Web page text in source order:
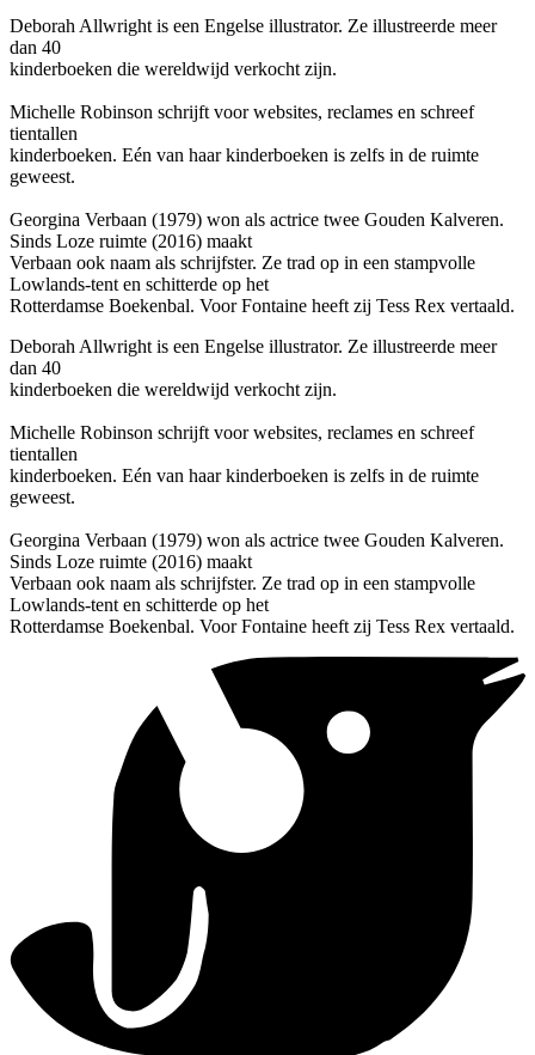
Deborah Allwright is een Engelse illustrator. Ze illustreerde meer
dan 40
kinderboeken die wereldwijd verkocht zijn.
Michelle Robinson schrijft voor websites, reclames en schreef
tientallen
kinderboeken. Eén van haar kinderboeken is zelfs in de ruimte
geweest.
Georgina Verbaan (1979) won als actrice twee Gouden Kalveren.
Sinds Loze ruimte (2016) maakt
Verbaan ook naam als schrijfster. Ze trad op in een stampvolle
Lowlands-tent en schitterde op het
Rotterdamse Boekenbal. Voor Fontaine heeft zij Tess Rex vertaald.
Deborah Allwright is een Engelse illustrator. Ze illustreerde meer
dan 40
kinderboeken die wereldwijd verkocht zijn.
Michelle Robinson schrijft voor websites, reclames en schreef
tientallen
kinderboeken. Eén van haar kinderboeken is zelfs in de ruimte
geweest.
Georgina Verbaan (1979) won als actrice twee Gouden Kalveren.
Sinds Loze ruimte (2016) maakt
Verbaan ook naam als schrijfster. Ze trad op in een stampvolle
Lowlands-tent en schitterde op het
Rotterdamse Boekenbal. Voor Fontaine heeft zij Tess Rex vertaald.